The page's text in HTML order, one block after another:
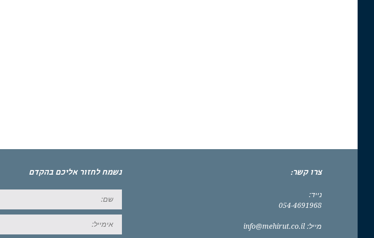
צרו קשר:
נייד:
054-4691968
מייל: info@mehirut.co.il
נשמח לחזור אליכם בהקדם